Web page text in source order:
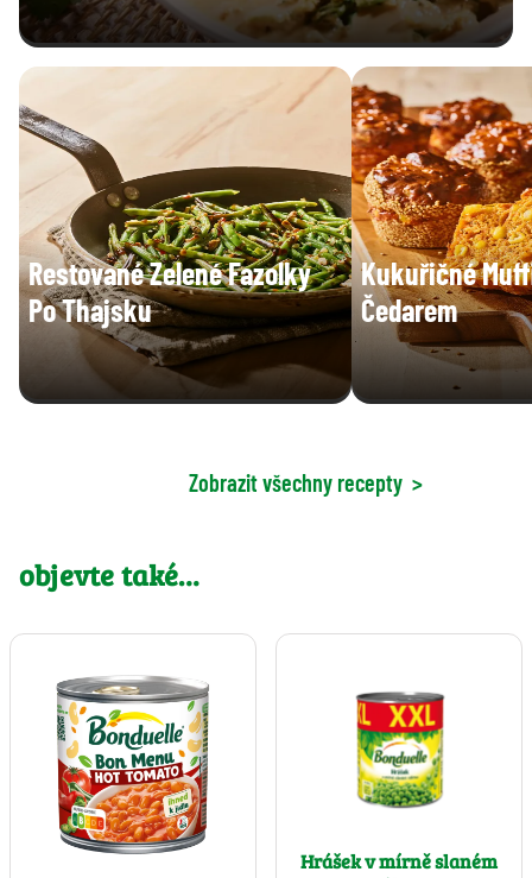
Restované Zelené Fazolky
Po Thajsku
Kukuřičné
Čedarem
Zobrazit všechny recepty >
objevte také…
Hrášek v mírně slaném